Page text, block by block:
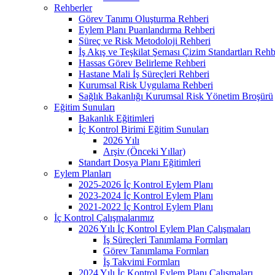
Rehberler
Görev Tanımı Oluşturma Rehberi
Eylem Planı Puanlandırma Rehberi
Süreç ve Risk Metodoloji Rehberi
İş Akış ve Teşkilat Şeması Çizim Standartları
Hassas Görev Belirleme Rehberi
Hastane Mali İş Süreçleri Rehberi
Kurumsal Risk Uygulama Rehberi
Sağlık Bakanlığı Kurumsal Risk Yönetim Broşürü
Eğitim Sunuları
Bakanlık Eğitimleri
İç Kontrol Birimi Eğitim Sunuları
2026 Yılı
Arşiv (Önceki Yıllar)
Standart Dosya Planı Eğitimleri
Eylem Planları
2025-2026 İç Kontrol Eylem Planı
2023-2024 İç Kontrol Eylem Planı
2021-2022 İç Kontrol Eylem Planı
İç Kontrol Çalışmalarımız
2026 Yılı İç Kontrol Eylem Plan Çalışmaları
İş Süreçleri Tanımlama Formları
Görev Tanımlama Formları
İş Takvimi Formları
2024 Yılı İç Kontrol Eylem Planı Çalışmaları